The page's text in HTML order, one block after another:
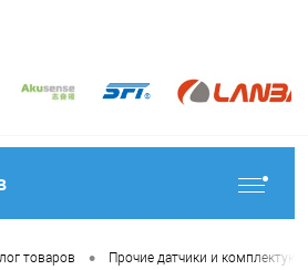
товаров • Прочие датчики и